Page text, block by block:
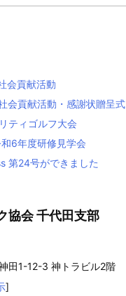
会貢献活動
会貢献活動・感謝状贈呈式
ティゴルフ大会
6年度研修見学会
第24号ができました
協会 千代田支部
田1-12-3 神トラビル2階
]